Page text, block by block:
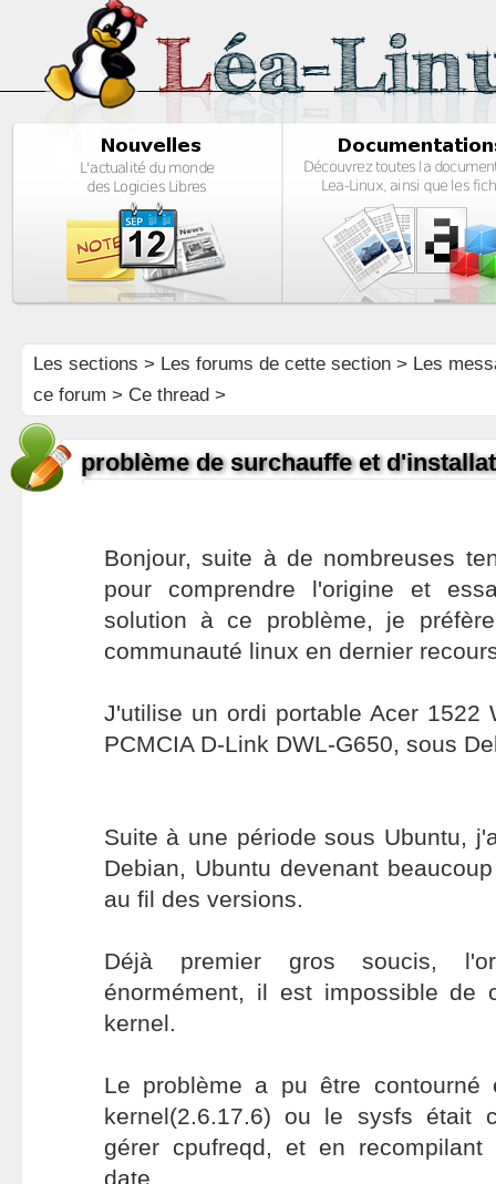
Les sections > Les forums de cette section> Les
ce forum > Ce thread >
problème de surchauffe et
Bonjour, suite à de nombreuses
pour comprendre l'origine et
solution à ce problème, je
communauté linux en dernier
J'utilise un ordi portable Acer 1522
PCMCIA D-Link DWL-G650, sous
Suite à une période sous Ubuntu,
Debian, Ubuntu devenant
au fil des versions.
Déjà premier gros soucis,
énormément, il est impossible de
kernel.
Le problème a pu être contourné
kernel(2.6.17.6) ou le sysfs était
gérer cpufreqd, et en
date.